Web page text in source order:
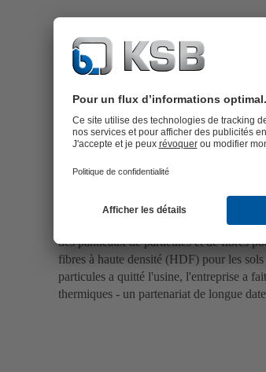
Kronospan Schweiz AG fait partie du
production et le raffinage de matériaux
des panneaux de particules et de fibres
fibres à haute densité (HDF) pour les
particules a quitté l'usine, l'entreprise a
thermiques - un partenariat de longue